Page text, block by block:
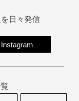
日々発信
Instagram